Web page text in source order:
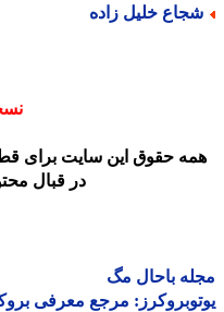
خلیل زاده
نسخه
حقوق این سایت برای
در قبال
باحال مگ
مرجع معرفی بروکرها